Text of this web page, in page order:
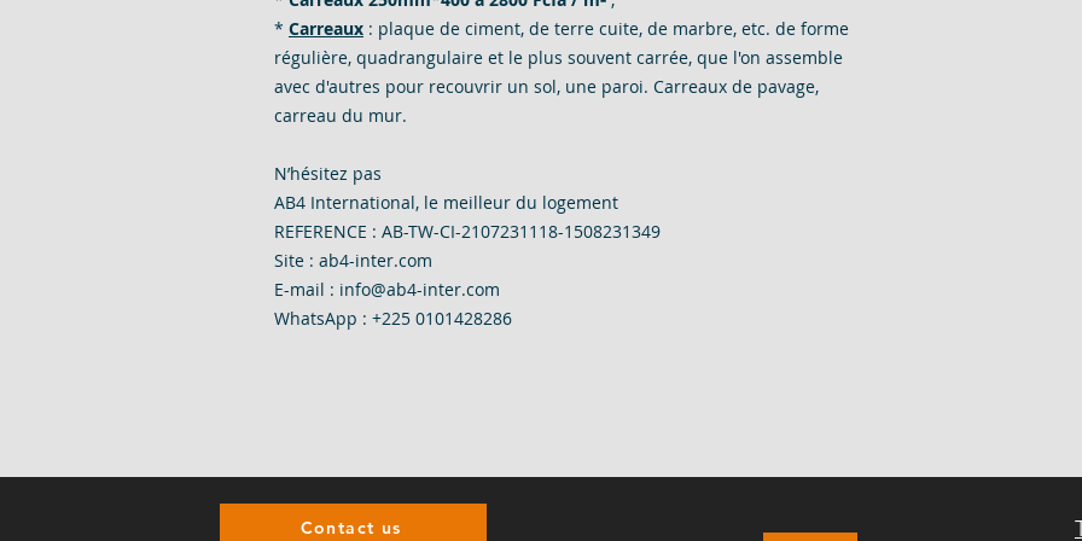
* Carreaux : plaque de ciment, de terre cuite, de marbre, etc. de forme
régulière, quadrangulaire et le plus souvent carrée, que l'on assemble
avec d'autres pour recouvrir un sol, une paroi. Carreaux de pavage,
carreau du mur.
N’hésitez pas
AB4 International, le meilleur du logement
REFERENCE : AB-TW-CI-2107231118-1508231349
Site : ab4-inter.com
E-mail : info@ab4-inter.com
WhatsApp : +225 0101428286
Contact us